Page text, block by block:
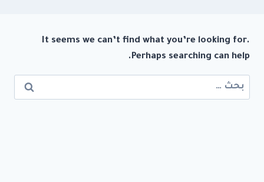
It seems we can’t find what you’re looking for.
Perhaps searching can help.
البحث
عن: